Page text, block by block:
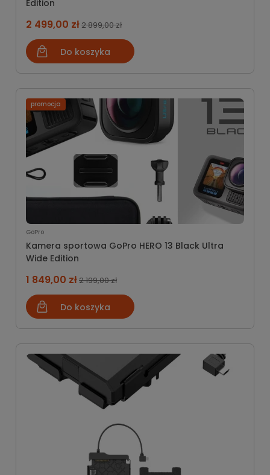
Edition
2 499,00 zł2 899,00 zł
Do koszyka
GoPro
Kamera sportowa GoPro HERO 13 Black Ultra
Wide Edition
1 849,00 zł2 199,00 zł
Do koszyka
promocja